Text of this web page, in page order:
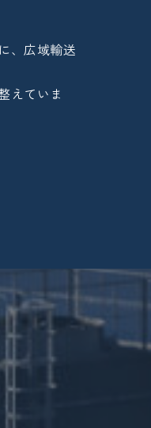
、広域輸送
えていま